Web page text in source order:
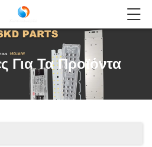
Για Τα Προϊόντα